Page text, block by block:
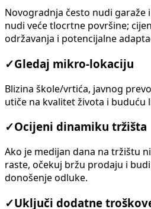
Novogradnja često nudi garaže
nudi veće tlocrtne površine;
održavanja i potencijalne
✓Gledaj mikro-lokaciju
Blizina škole/vrtića, javnog
utiče na kvalitet života i buduću
✓Ocijeni dinamiku tržišta
Ako je medijan dana na tržištu
raste, očekuj bržu prodaju i
donošenje odluke.
✓Uključi dodatne